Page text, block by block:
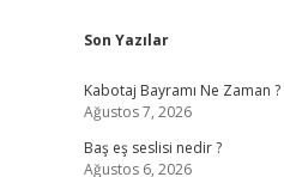
Sidebar
Son Yazılar
Kabotaj Bayramı Ne Zaman ?
Ağustos 7, 2026
Baş eş seslisi nedir ?
Ağustos 6, 2026